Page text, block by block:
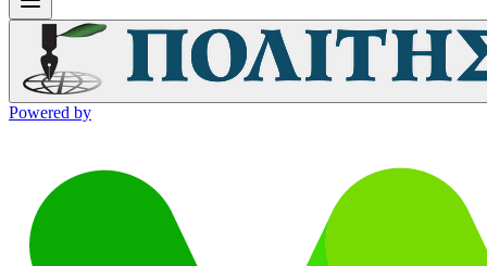
Powered by